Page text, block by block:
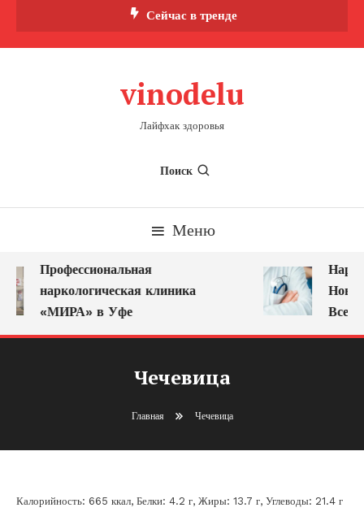
Сейчас в тренде
vinodelu
Лайфхак здоровья
Поиск
Меню
Профессиональная
наркологическая клиника
«МИРА» в Уфе
Чечевица
Главная Чечевица
Калорийность: 665 ккал, Белки: 4.2 г, Жиры: 13.7 г, Углеводы: 21.4 г